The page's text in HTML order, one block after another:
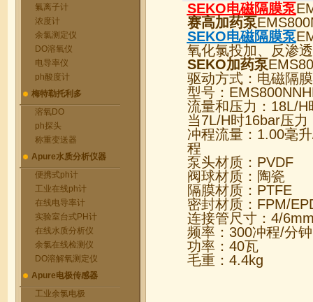
氟离子计
浓度计
余氯测定仪
DO溶氧仪
电导率仪
ph酸度计
梅特勒托利多
溶氧DO
ph探头
称重变送器
Apure水质分析仪器
便携式ph计
工业在线ph计
在线电导率计
实验室台式PH计
在线水质分析仪
余氯在线检测仪
DO溶解氧测定仪
Apure电极传感器
工业余氯电极
SEKO电磁隔膜泵
赛高加药泵
SEKO电磁隔膜泵
氧化氯投加、反渗
SEKO加药泵
驱动方式：电磁隔膜
型号：
流量和压力：18L/
当7L/H时16bar压力
冲程流量：1.00毫
程
泵头材质：PVDF
阀球材质：陶瓷
隔膜材质：PTFE
密封材质：FPM/
连接管尺寸：4/
频率：300冲程/分钟
功率：40瓦
毛重：4.4kg